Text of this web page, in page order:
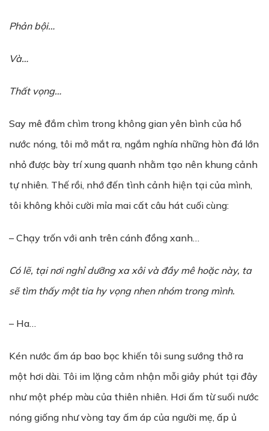
Phản bội…
Và…
Thất vọng…
Say mê đắm chìm trong không gian yên bình của hồ
nước nóng, tôi mở mắt ra, ngắm nghía những hòn đá lớn
nhỏ được bày trí xung quanh nhằm tạo nên khung cảnh
tự nhiên. Thế rồi, nhớ đến tình cảnh hiện tại của mình,
tôi không khỏi cười mỉa mai cất câu hát cuối cùng:
– Chạy trốn với anh trên cánh đồng xanh…
Có lẽ, tại nơi nghỉ dưỡng xa xôi và đầy mê hoặc này, ta
sẽ tìm thấy một tia hy vọng nhen nhóm trong mình.
– Ha…
Kén nước ấm áp bao bọc khiến tôi sung sướng thở ra
một hơi dài. Tôi im lặng cảm nhận mỗi giây phút tại đây
như một phép màu của thiên nhiên. Hơi ấm từ suối nước
nóng giống như vòng tay ấm áp của người mẹ, ấp ủ